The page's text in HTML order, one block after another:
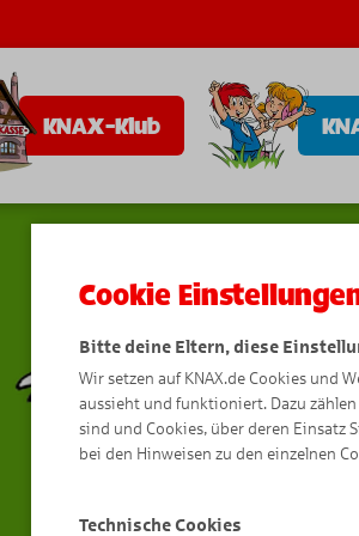
KNAX-Klub
Cookie
Bitte deine Eltern, diese
Wir setzen auf KNAX.de Cookies und
aussieht und funktioniert. Dazu
sind und Cookies, über deren Einsatz
bei den Hinweisen zu den einzelnen
Technische Cookies